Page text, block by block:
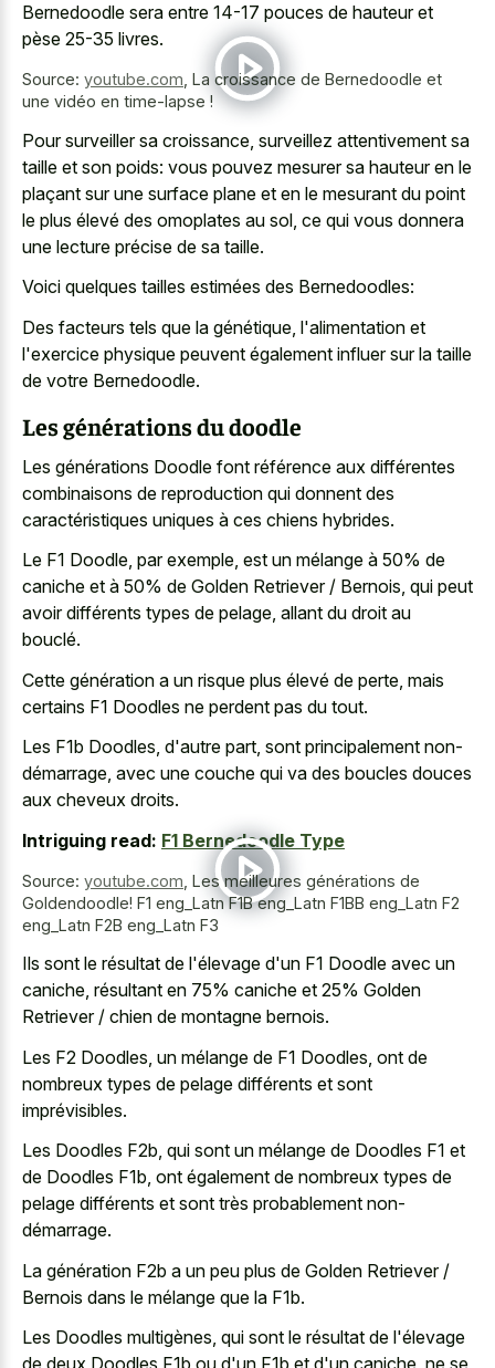
Bernedoodle sera entre 14-17 pouces de hauteur et
pèse 25-35 livres.
Source: youtube.com La croissance de Bernedoodle et
une vidéo en time-lapse !
Pour surveiller sa croissance, surveillez attentivement sa
taille et son poids: vous pouvez mesurer sa hauteur en le
plaçant sur une surface plane et en le mesurant du point
le plus élevé des omoplates au sol, ce qui vous donnera
une lecture précise de sa taille.
Voici quelques tailles estimées des Bernedoodles:
Des facteurs tels que la génétique, l'alimentation et
l'exercice physique peuvent également influer sur la taille
de votre Bernedoodle.
Les générations du doodle
Les générations Doodle font référence aux différentes
combinaisons de reproduction qui donnent des
caractéristiques uniques à ces chiens hybrides.
Le F1 Doodle, par exemple, est un mélange à 50% de
caniche et à 50% de Golden Retriever / Bernois, qui peut
avoir différents types de pelage, allant du droit au
bouclé.
Cette génération a un risque plus élevé de perte, mais
certains F1 Doodles ne perdent pas du tout.
Les F1b Doodles, d'autre part, sont principalement non-
démarrage, avec une couche qui va des boucles douces
aux cheveux droits.
Intriguing read: F1 Bernedoodle Type
Source: youtube.com Les meilleures générations de
Goldendoodle! F1 eng_Latn F1B eng_Latn F1BB eng_Latn F2
eng_Latn F2B eng_Latn F3
Ils sont le résultat de l'élevage d'un F1 Doodle avec un
caniche, résultant en 75% caniche et 25% Golden
Retriever / chien de montagne bernois.
Les F2 Doodles, un mélange de F1 Doodles, ont de
nombreux types de pelage différents et sont
imprévisibles.
Les Doodles F2b, qui sont un mélange de Doodles F1 et
de Doodles F1b, ont également de nombreux types de
pelage différents et sont très probablement non-
démarrage.
La génération F2b a un peu plus de Golden Retriever /
Bernois dans le mélange que la F1b.
Les Doodles multigènes, qui sont le résultat de l'élevage